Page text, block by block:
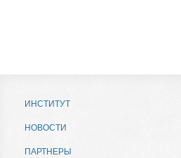
ИНСТИТУТ
НОВОСТИ
ПАРТНЕРЫ